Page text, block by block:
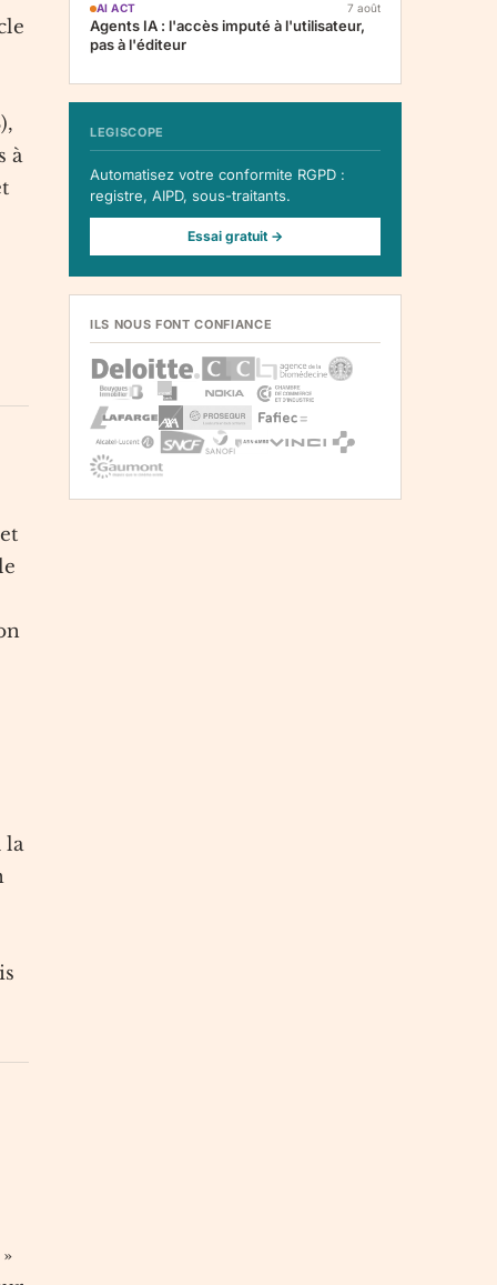
à
la
AI ACT 7 août
Agents IA : l'accès imputé à l'utilisateur,
pas à l'éditeur
LEGISCOPE
Automatisez votre conformite RGPD :
registre, AIPD, sous-traitants.
Essai gratuit →
ILS NOUS FONT CONFIANCE